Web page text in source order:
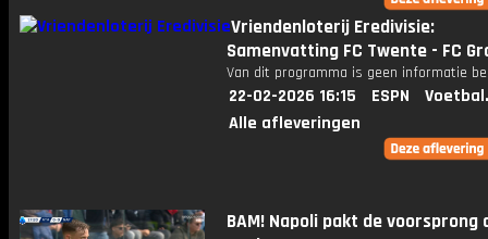
Vriendenloterij Eredivisie:
Samenvatting FC Twente - FC
Van dit programma is geen informatie
22-02-2026 16:15 ESPN
Alle afleveringen
BAM! Napoli pakt de voorsprong